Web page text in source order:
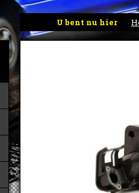
U bent nu hier